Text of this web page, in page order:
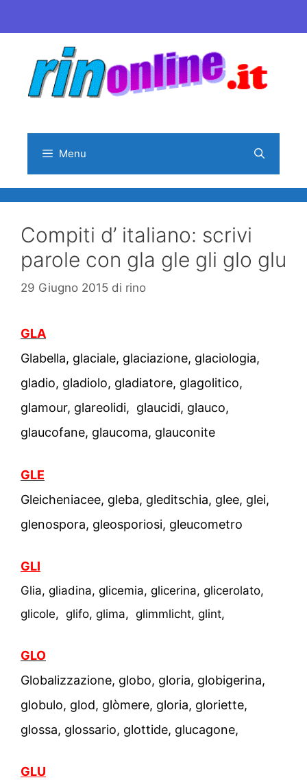
al
contenuto
Menu
Compiti d’ italiano: scrivi
parole con gla gle gli glo glu
29 Giugno 2015 di rino
GLA
Glabella, glaciale, glaciazione, glaciologia,
gladio, gladiolo, gladiatore, glagolitico,
glamour, glareolidi, glaucidi, glauco,
glaucofane, glaucoma, glauconite
GLE
Gleicheniacee, gleba, gleditschia, glee, glei,
glenospora, gleosporiosi, gleucometro
GLI
Glia, gliadina, glicemia, glicerina, glicerolato,
glicole, glifo, glima, glimmlicht, glint,
GLO
Globalizzazione, globo, gloria, globigerina,
globulo, glod, glòmere, gloria, gloriette,
glossa, glossario, glottide, glucagone,
GLU